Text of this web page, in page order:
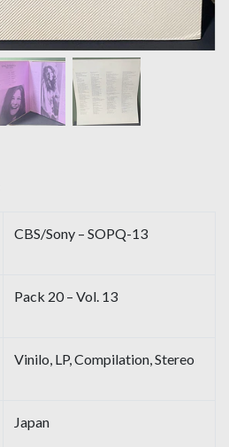
CBS/Sony – SOPQ-13
Pack 20 – Vol. 13
Vinilo, LP, Compilation, Stereo
Japan